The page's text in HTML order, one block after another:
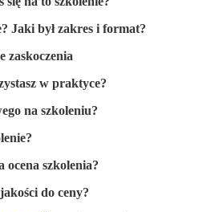
Jaki był zakres i format?
zaskoczenia
w praktyce?
na szkoleniu?
szkolenia?
do ceny?